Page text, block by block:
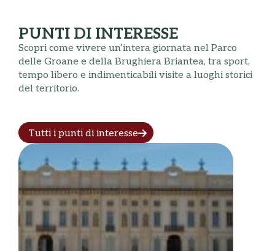
PUNTI DI INTERESSE
Scopri come vivere un’intera giornata nel Parco
delle Groane e della Brughiera Briantea, tra sport,
tempo libero e indimenticabili visite a luoghi storici
del territorio.
Tutti i punti di interesse